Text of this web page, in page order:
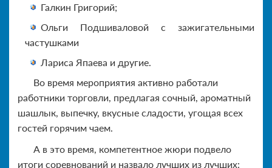
Галкин Григорий;
Ольги Подшиваловой с зажигательными
частушками
Лариса Япаева и другие.
Во время мероприятия активно работали
работники торговли, предлагая сочный, ароматный
шашлык, выпечку, вкусные сладости, угощая всех
гостей горячим чаем.
А в это время, компетентное жюри подвело
итоги соревнований и назвало лучших из лучших: